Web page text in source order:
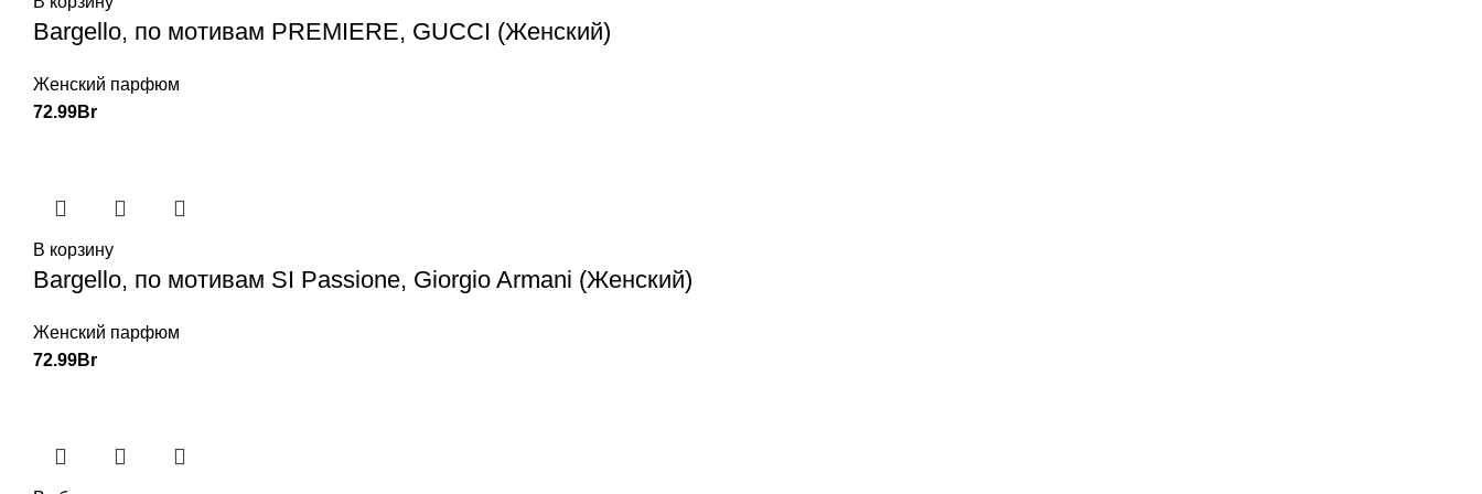
Bargello, по мотивам PREMIERE, GUCCI (Женский)
Женский парфюм
72.99Br
В корзину
Bargello, по мотивам SI Passione, Giorgio Armani (Женский)
Женский парфюм
72.99Br